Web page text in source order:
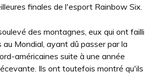
finales de l'esport Rainbow Six.
des montagnes, eux qui ont failli
Mondial, ayant dû passer par la
américaines suite à une année
Ils ont toutefois montré qu'ils